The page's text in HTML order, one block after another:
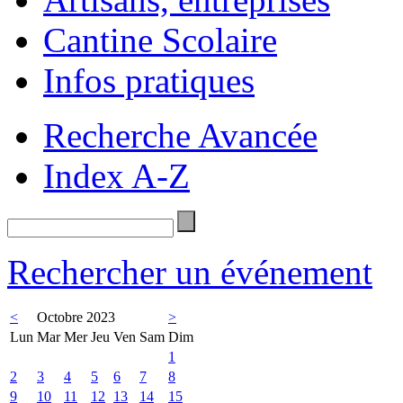
Cantine Scolaire
Infos pratiques
Recherche Avancée
Index A-Z
Rechercher un événement
< Octobre 2023
>
Lun Mar Mer Jeu Ven Sam Dim
1
2
3 4 5 6 7
8
9
10 11 12 13 14 15